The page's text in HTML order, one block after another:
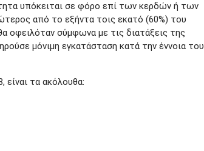
υπόκειται σε φόρο επί των κερδών ή των
από το εξήντα τοις εκατό (60%) του
σύμφωνα με τις διατάξεις της
μόνιμη εγκατάσταση κατά την έννοια του
τα ακόλουθα: